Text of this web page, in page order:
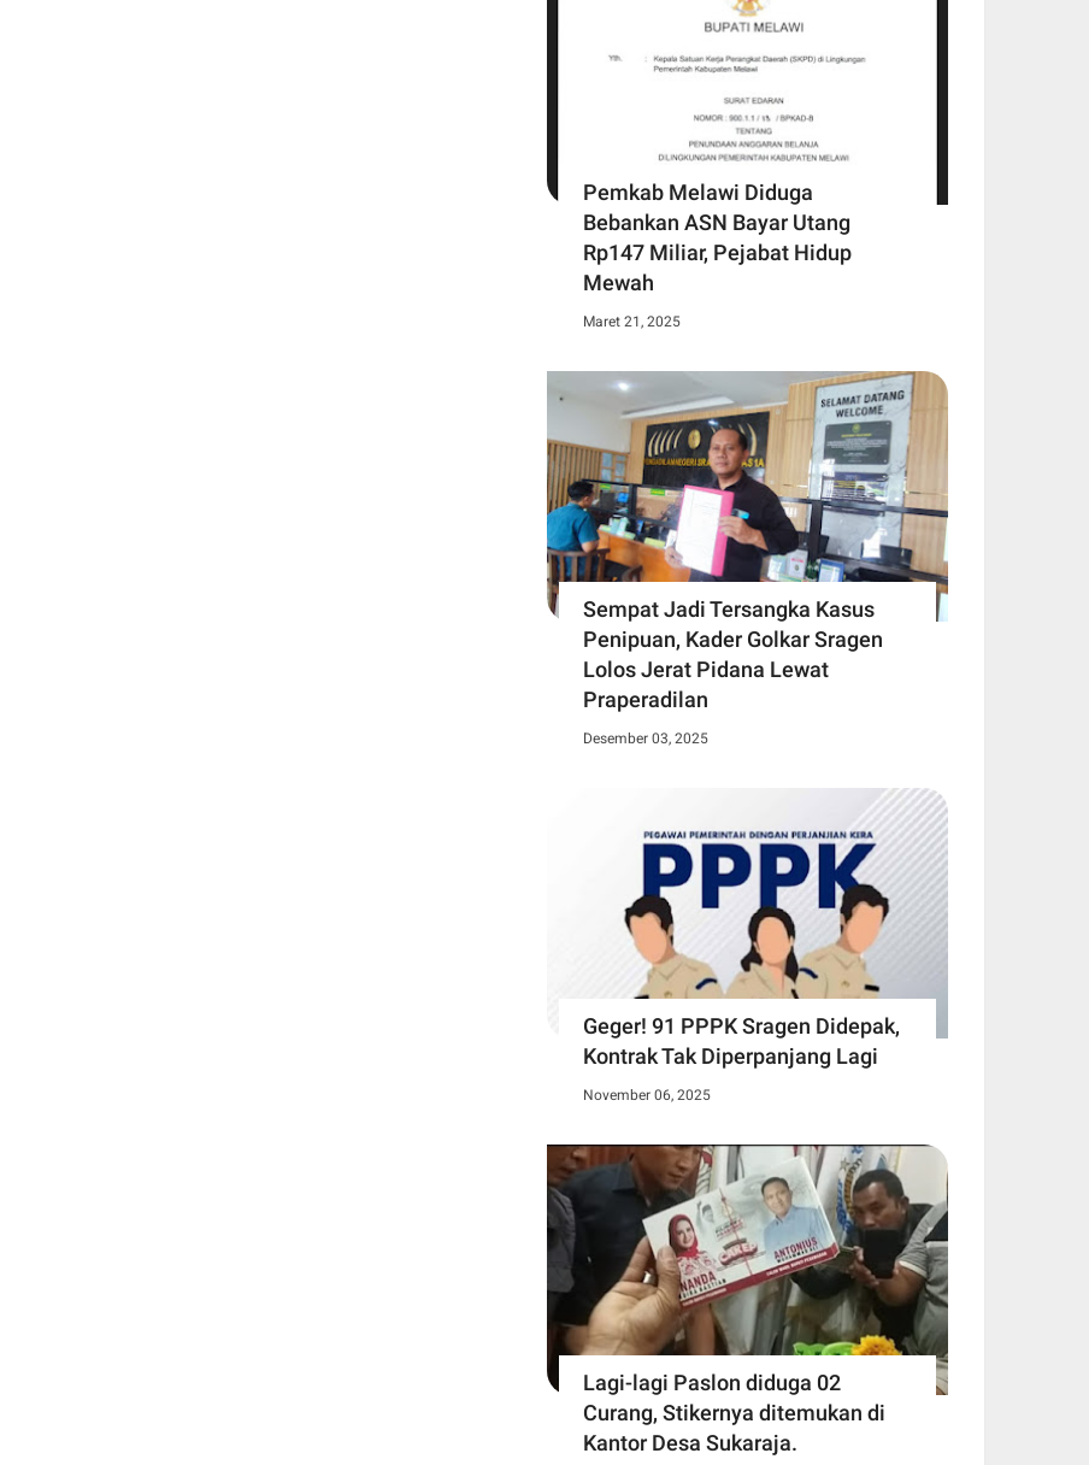
Pemkab Melawi Diduga
Bebankan ASN Bayar Utang
Rp147 Miliar, Pejabat Hidup
Mewah
Maret 21, 2025
Sempat Jadi Tersangka Kasus
Penipuan, Kader Golkar Sragen
Lolos Jerat Pidana Lewat
Praperadilan
Desember 03, 2025
Geger! 91 PPPK Sragen Didepak,
Kontrak Tak Diperpanjang Lagi
November 06, 2025
Lagi-lagi Paslon diduga 02
Curang, Stikernya ditemukan di
Kantor Desa Sukaraja.